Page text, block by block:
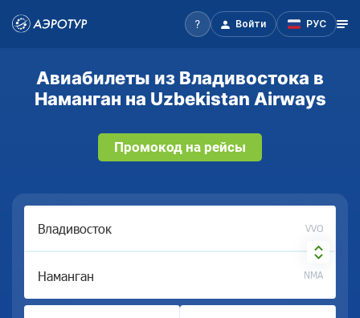
Войти РУС
Авиабилеты из Владивостока в
Наманган на Uzbekistan Airways
Промокод на рейсы
VVO
NMA